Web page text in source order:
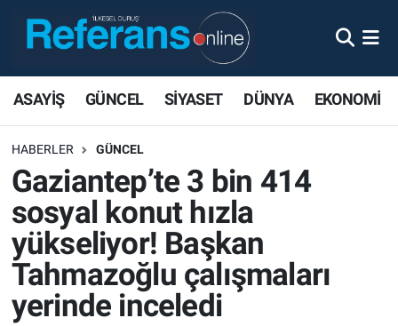
ASAYİŞ GÜNCEL SİYASET DÜNYA EKONOMİ
HABERLER GÜNCEL
Gaziantep’te 3 bin 414
sosyal konut hızla
yükseliyor! Başkan
Tahmazoğlu çalışmaları
yerinde inceledi